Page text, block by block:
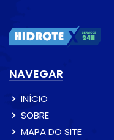
NAVEGAR
INÍCIO
SOBRE
MAPA DO SITE